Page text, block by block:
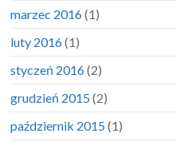
marzec 2016(1)
luty 2016(1)
styczeń 2016(2)
grudzień 2015(2)
październik 2015(1)